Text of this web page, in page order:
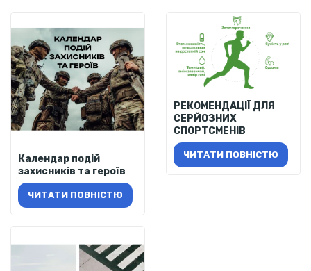
Календар подій
захисників та героїв
ЧИТАТИ ПОВНІСТЮ
РЕКОМЕНДАЦІЇ ДЛЯ
СЕРЙОЗНИХ
СПОРТСМЕНІВ
ЧИТАТИ ПОВНІСТЮ